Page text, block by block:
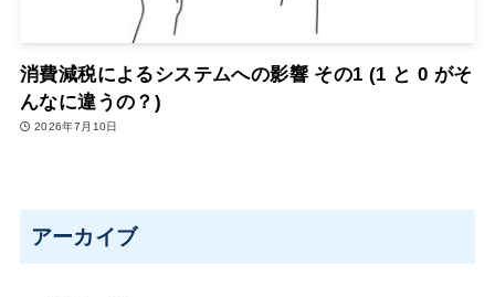
消費減税によるシステムへの影響 その1 (1 と 0 がそ
んなに違うの？)
2026年7月10日
アーカイブ